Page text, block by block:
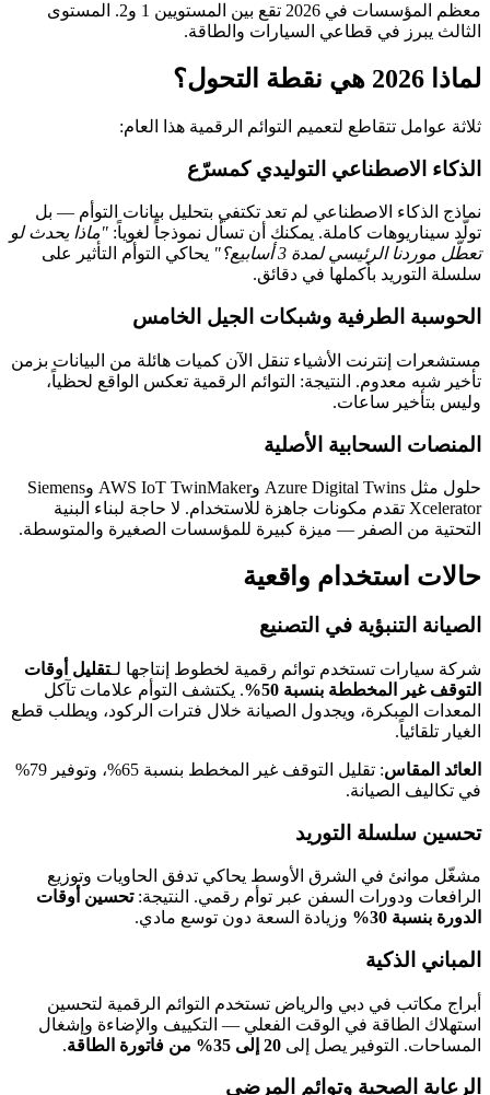
معظم المؤسسات في 2026 تقع بين المستويين 1 و2. المستوى
الثالث يبرز في قطاعي السيارات والطاقة.
لماذا 2026 هي نقطة التحول؟
ثلاثة عوامل تتقاطع لتعميم التوائم الرقمية هذا العام:
الذكاء الاصطناعي التوليدي كمسرّع
نماذج الذكاء الاصطناعي لم تعد تكتفي بتحليل بيانات التوأم — بل
تولّد سيناريوهات كاملة. يمكنك أن تسأل نموذجاً لغوياً:"ماذا يحدث لو
تعطّل موردنا الرئيسي لمدة 3 أسابيع؟"
يحاكي التوأم التأثير على
سلسلة التوريد بأكملها في دقائق.
الحوسبة الطرفية وشبكات الجيل الخامس
مستشعرات إنترنت الأشياء تنقل الآن كميات هائلة من البيانات بزمن
تأخير شبه معدوم. النتيجة: التوائم الرقمية تعكس الواقع لحظياً،
وليس بتأخير ساعات.
المنصات السحابية الأصلية
حلول مثل Azure Digital Twins وAWS IoT TwinMaker وSiemens
Xcelerator تقدم مكونات جاهزة للاستخدام. لا حاجة لبناء البنية
التحتية من الصفر — ميزة كبيرة للمؤسسات الصغيرة والمتوسطة.
حالات استخدام واقعية
الصيانة التنبؤية في التصنيع
شركة سيارات تستخدم توائم رقمية لخطوط إنتاجها لـتقليل أوقات
التوقف غير المخططة بنسبة 50%
. يكتشف التوأم علامات تآكل
المعدات المبكرة، ويجدول الصيانة خلال فترات الركود، ويطلب قطع
الغيار تلقائياً.
العائد المقاس
: تقليل التوقف غير المخطط بنسبة 65%، وتوفير 79%
في تكاليف الصيانة.
تحسين سلسلة التوريد
مشغّل موانئ في الشرق الأوسط يحاكي تدفق الحاويات وتوزيع
الرافعات ودورات السفن عبر توأم رقمي. النتيجة:تحسين أوقات
الدورة بنسبة 30%
وزيادة السعة دون توسع مادي.
المباني الذكية
أبراج مكاتب في دبي والرياض تستخدم التوائم الرقمية لتحسين
استهلاك الطاقة في الوقت الفعلي — التكييف والإضاءة وإشغال
المساحات. التوفير يصل إلى 20 إلى 35% من فاتورة الطاقة .
الرعاية الصحية وتوائم المرضى